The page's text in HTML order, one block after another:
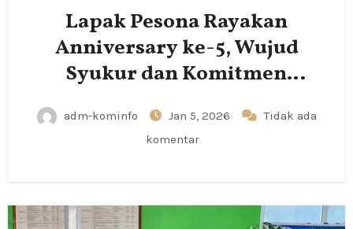
Lapak Pesona Rayakan
Anniversary ke-5, Wujud
Syukur dan Komitmen
adm-kominfo Jan 5, 2026
Tidak ada
komentar